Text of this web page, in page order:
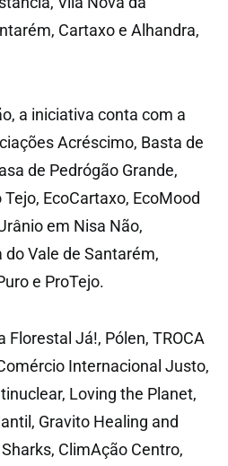
Cartaxo e Alhandra,
a iniciativa conta com a
Acréscimo, Basta de
de Pedrógão Grande,
EcoCartaxo, EcoMood
em Nisa Não,
Vale de Santarém,
e ProTejo.
Já!, Pólen, TROCA
Internacional Justo,
Loving the Planet,
Gravito Healing and
ClimAção Centro,